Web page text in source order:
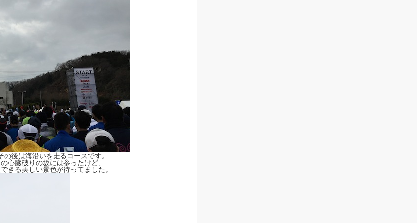
後は海沿いを走るコースです。
心臓破りの坂には参ったけど、
きる美しい景色が待ってました。